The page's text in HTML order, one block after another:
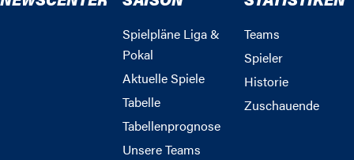
Spielpläne Liga &
Pokal
Aktuelle Spiele
Tabelle
Tabellenprognose
Unsere Teams
Teams
Spieler
Historie
Zuschauende